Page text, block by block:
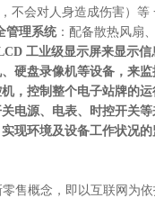
不会对人身造成伤害）等
管理系统：配备散热风扇
工业级显示屏来显示信
硬盘录像机等设备，来
，控制整个电子站牌的运
电源、电表、时控开关等
现环境及设备工作状况
概念，即以互联网为依